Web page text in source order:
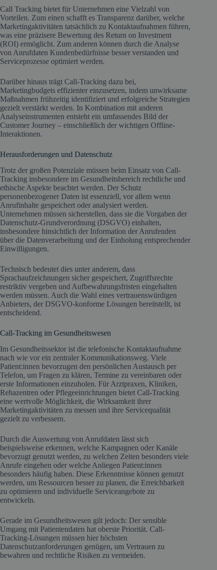
Call Tracking bietet für Unternehmen eine Vielzahl von
Vorteilen. Zum einen schafft es Transparenz darüber, welche
Marketingaktivitäten tatsächlich zu Kontaktaufnahmen führen,
was eine präzisere Bewertung des Return on Investment
(ROI) ermöglicht. Zum anderen können durch die Analyse
von Anrufdaten Kundenbedürfnisse besser verstanden und
Serviceprozesse optimiert werden.
Darüber hinaus trägt Call-Tracking dazu bei,
Marketingbudgets effizienter einzusetzen, indem unwirksame
Maßnahmen frühzeitig identifiziert und erfolgreiche Strategien
gezielt verstärkt werden. In Kombination mit anderen
Analyseinstrumenten entsteht ein umfassendes Bild der
Customer Journey – einschließlich der wichtigen Offline-
Interaktionen.
Herausforderungen und Datenschutz
Trotz der großen Potenziale müssen beim Einsatz von Call-
Tracking insbesondere im Gesundheitsbereich rechtliche und
ethische Aspekte beachtet werden. Der Schutz
personenbezogener Daten ist essenziell, vor allem wenn
Anrufinhalte gespeichert oder analysiert werden.
Unternehmen müssen sicherstellen, dass sie die Vorgaben der
Datenschutz-Grundverordnung (DSGVO) einhalten,
insbesondere hinsichtlich der Information der Anrufenden
über die Datenverarbeitung und der Einholung entsprechender
Einwilligungen.
Technisch bedeutet dies unter anderem, dass
Sprachaufzeichnungen sicher gespeichert, Zugriffsrechte
restriktiv vergeben und Aufbewahrungsfristen eingehalten
werden müssen. Auch die Wahl eines vertrauenswürdigen
Anbieters, der DSGVO-konforme Lösungen bereitstellt, ist
entscheidend.
Call-Tracking im Gesundheitswesen
Im Gesundheitssektor ist die telefonische Kontaktaufnahme
nach wie vor ein zentraler Kommunikationsweg. Viele
Patient:innen bevorzugen den persönlichen Austausch per
Telefon, um Fragen zu klären, Termine zu vereinbaren oder
erste Informationen einzuholen. Für Arztpraxen, Kliniken,
Rehazentren oder Pflegeeinrichtungen bietet Call-Tracking
eine wertvolle Möglichkeit, die Wirksamkeit ihrer
Marketingaktivitäten zu messen und ihre Servicequalität
gezielt zu verbessern.
Durch die Auswertung von Anrufdaten lässt sich
beispielsweise erkennen, welche Kampagnen oder Kanäle
bevorzugt genutzt werden, zu welchen Zeiten besonders viele
Anrufe eingehen oder welche Anliegen Patient:innen
besonders häufig haben. Diese Erkenntnisse können genutzt
werden, um Ressourcen besser zu planen, die Erreichbarkeit
zu optimieren und individuelle Serviceangebote zu
entwickeln.
Gerade im Gesundheitswesen gilt jedoch: Der sensible
Umgang mit Patientendaten hat oberste Priorität. Call-
Tracking-Lösungen müssen hier höchsten
Datenschutzanforderungen genügen, um Vertrauen zu
bewahren und rechtliche Risiken zu vermeiden.